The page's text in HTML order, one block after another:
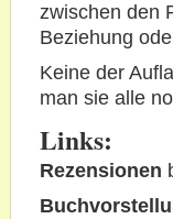
zwischen den
Beziehung
Keine der
man sie alle
Links:
Rezensionen